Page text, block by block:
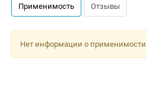
Применимость Отзывы
Нет информации о применимости